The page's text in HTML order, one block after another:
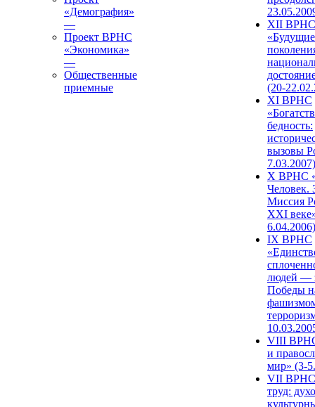
«Демография»
—
Проект ВРНС
«Экономика»
—
Общественные
приемные
XII ВРНС
«Будущие
(20-
XI ВРНС
бедность:
вызовы
7.03.2007)
X ВРНС
Человек.
Миссия
XXI
6.04.2006)
IX ВРНС
людей —
Победы
VIII
и
мир» (3-
VII ВРНС
труд: